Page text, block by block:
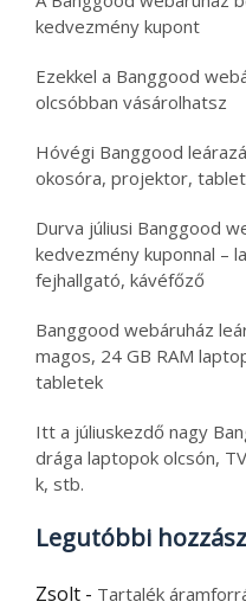
kedvezmény kupont
Ezekkel a Banggood
olcsóbban vásárolhatsz
Hóvégi Banggood
okosóra, projektor,
Durva júliusi Banggood
kedvezmény kuponnal –
fejhallgató, kávéfőző
Banggood webáruház
magos, 24 GB RAM
tabletek
Itt a júliuskezdő nagy
drága laptopok olcsón,
k, stb.
Legutóbbi
Zsolt - Tartalék